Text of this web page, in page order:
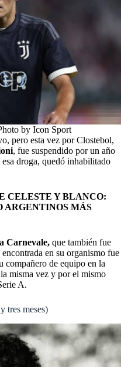
by Icon Sport
pero esta vez por Clostebol,
, fue suspendido por un año
droga, quedó inhabilitado
CELESTE Y BLANCO:
MÁS
Carnevale, que también fue
en su organismo fue
compañero de equipo en la
misma vez y por el mismo
A.
tres meses)